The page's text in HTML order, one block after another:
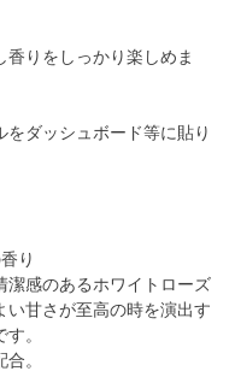
りをしっかり楽しめま
ダッシュボード等に貼り
り
潔感のあるホワイトローズ
い甘さが至高の時を演出す
。
。